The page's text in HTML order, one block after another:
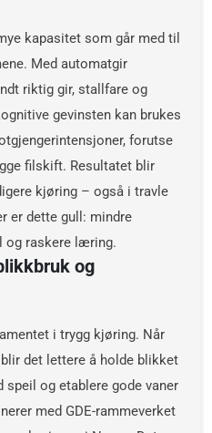
kapasitet som går med til
Med automatgir
riktig gir, stallfare og
gevinsten kan brukes
forutse
filskift. Resultatet blir
kjøring – også i travle
er dette gull: mindre
og raskere læring.
og
i trygg kjøring. Når
det lettere å holde blikket
speil og etablere gode vaner
med GDE-rammeverket